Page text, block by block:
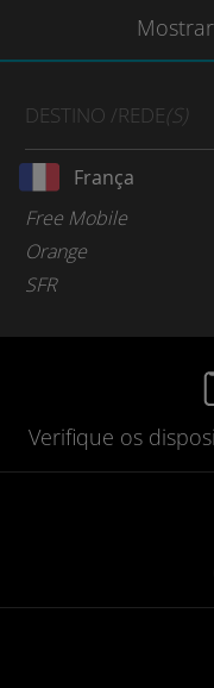
Mostrar
DESTINO /REDE(S)
França
Free Mobile
Orange
SFR
Verifique os